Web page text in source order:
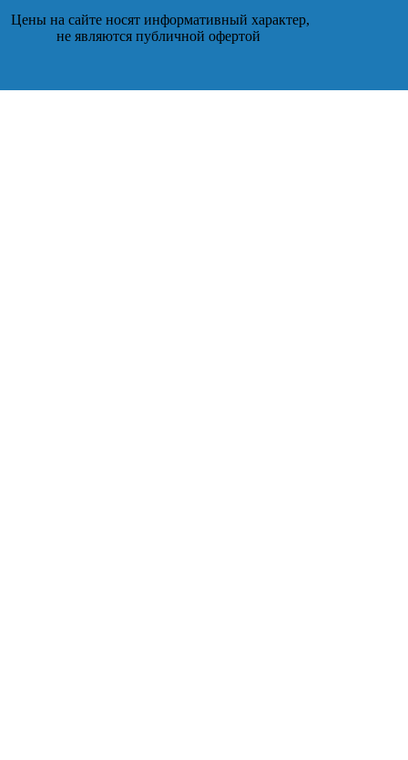
Цены на сайте носят информативный характер,
не являются публичной офертой